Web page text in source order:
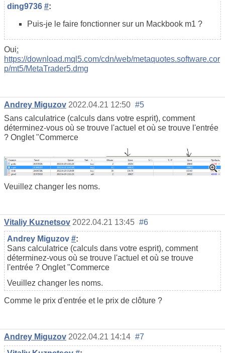
ding9736 #:
Puis-je le faire fonctionner sur un Mackbook m1 ?
Oui:
https://download.mql5.com/cdn/web/metaquotes.software.cor
p/mt5/MetaTrader5.dmg
Andrey Miguzov 2022.04.21 12:50 #5
Sans calculatrice (calculs dans votre esprit), comment
déterminez-vous où se trouve l'actuel et où se trouve l'entrée
? Onglet "Commerce
Veuillez changer les noms.
Vitaliy Kuznetsov 2022.04.21 13:45 #6
Andrey Miguzov #:
Sans calculatrice (calculs dans votre esprit), comment
déterminez-vous où se trouve l'actuel et où se trouve
l'entrée ? Onglet "Commerce
Veuillez changer les noms.
Comme le prix d'entrée et le prix de clôture ?
Andrey Miguzov 2022.04.21 14:14 #7